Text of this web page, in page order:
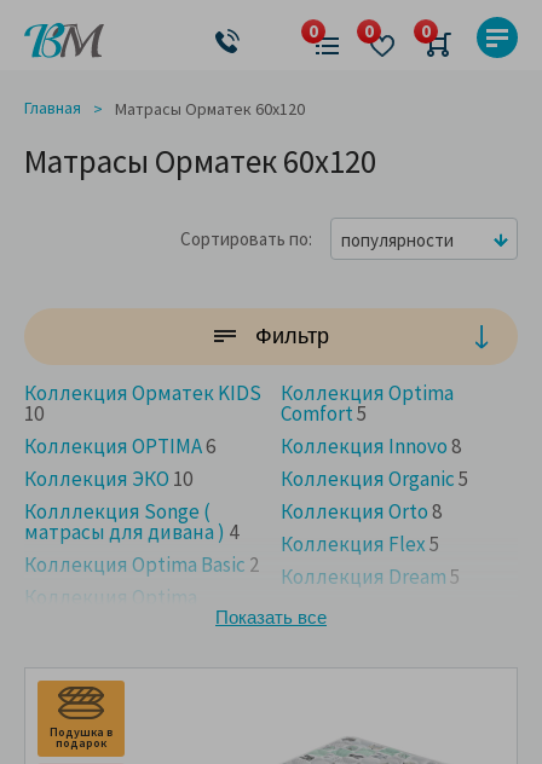
Главная Матрасы Орматек 60x120
Матрасы Орматек 60x120
Сортировать по популярности
Фильтр
Коллекция Орматек KIDS
10
Коллекция OPTIMA6
Коллекция ЭКО 10
Колллекция Songe (
матрасы для дивана ) 4
Коллекция Optima Basic 2
Коллекция Optima
Коллекция Optima
Comfort5
Коллекция Innovo8
Коллекция Organic5
Коллекция Orto8
Коллекция Flex5
Коллекция Dream5
Показать все
Подушка в
подарок